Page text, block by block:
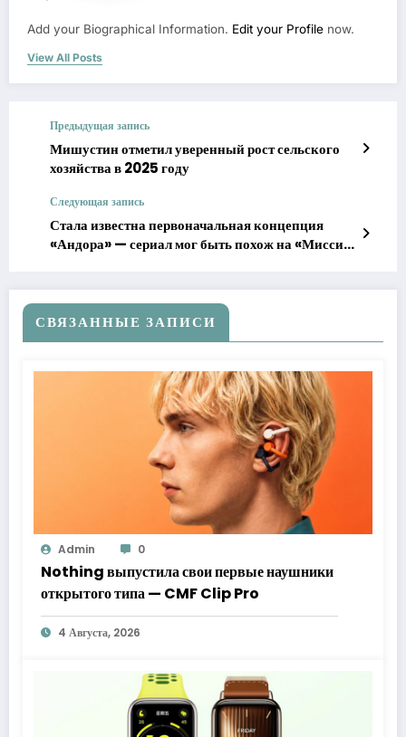
Add your Biographical Information. Edit your Profile now.
View All Posts
Предыдущая запись
Мишустин отметил уверенный рост сельского
хозяйства в 2025 году
Следующая запись
Стала известна первоначальная концепция
«Андора» — сериал мог быть похож на «Миссию
СВЯЗАННЫЕ ЗАПИСИ
Admin 0
Nothing выпустила свои первые наушники
открытого типа — CMF Clip Pro
4 Августа, 2026